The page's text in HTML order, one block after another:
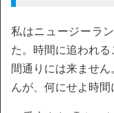
私はニュージーラ
た。時間に追われ
間通りには来ませ
んが、何にせよ時間